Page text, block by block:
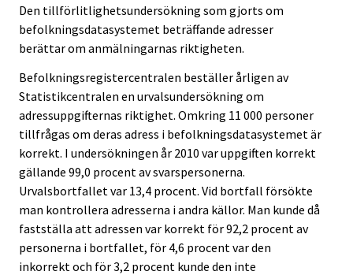
Den tillförlitlighetsundersökning som gjorts om
befolkningsdatasystemet beträffande adresser
berättar om anmälningarnas riktigheten.
Befolkningsregistercentralen beställer årligen av
Statistikcentralen en urvalsundersökning om
adressuppgifternas riktighet. Omkring 11 000 personer
tillfrågas om deras adress i befolkningsdatasystemet är
korrekt. I undersökningen år 2010 var uppgiften korrekt
gällande 99,0 procent av svarspersonerna.
Urvalsbortfallet var 13,4 procent. Vid bortfall försökte
man kontrollera adresserna i andra källor. Man kunde då
fastställa att adressen var korrekt för 92,2 procent av
personerna i bortfallet, för 4,6 procent var den
inkorrekt och för 3,2 procent kunde den inte